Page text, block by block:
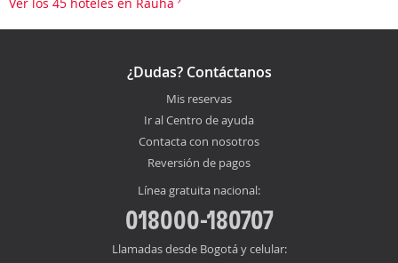
¿Dudas? Contáctanos
Mis reservas
Ir al Centro de ayuda
Contacta con nosotros
Reversión de pagos
Línea gratuita nacional:
018000-180707
Llamadas desde Bogotá y celular: